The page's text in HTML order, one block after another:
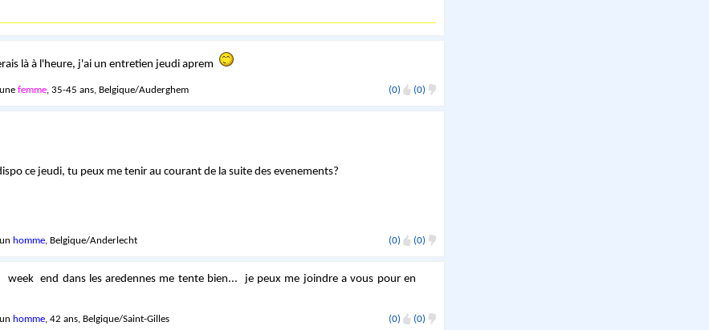
là à l'heure, j'ai un entretien jeudi aprem
femme, 35-45 ans, Belgique/Auderghem (0) (0)
ce jeudi, tu peux me tenir au courant de la suite des evenements?
homme, Belgique/Anderlecht (0) (0)
end dans les aredennes me tente bien... je peux me joindre a vous pour en
homme, 42 ans, Belgique/Saint-Gilles (0) (0)